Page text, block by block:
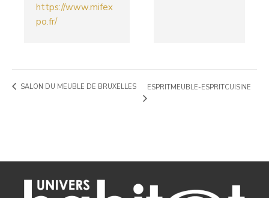
https://www.mifex
po.fr/
SALON DU MEUBLE DE BRUXELLES ESPRITMEUBLE-ESPRITCUISINE